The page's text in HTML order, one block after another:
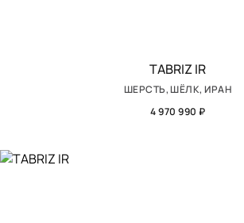
TABRIZ IR
ШЕРСТЬ, ШЁЛК, ИРАН
4 970 990 ₽